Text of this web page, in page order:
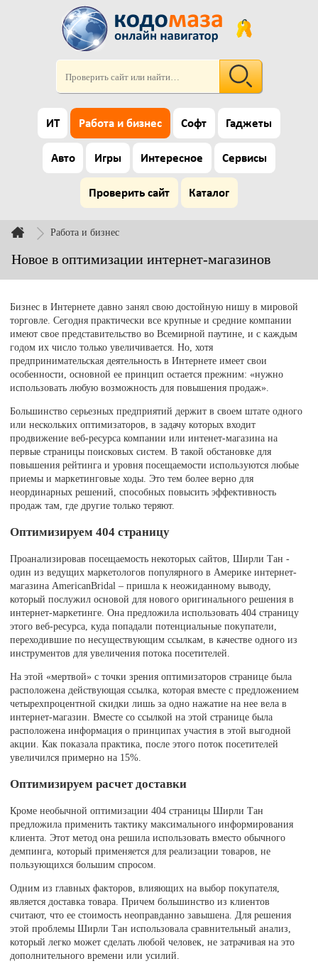
ИТ Работа и бизнес Софт Гаджеты
Авто Игры Интересное Сервисы
Проверить сайт Каталог
Работа и бизнес
Новое в оптимизации интернет-магазинов
Бизнес в Интернете давно занял свою достойную нишу в мировой
торговле. Сегодня практически все крупные и средние компании
имеют свое представительство во Всемирной паутине, и с каждым
годом их число только увеличивается. Но, хотя
предпринимательская деятельность в Интернете имеет свои
особенности, основной ее принцип остается прежним: «нужно
использовать любую возможность для повышения продаж».
Большинство серьезных предприятий держит в своем штате одного
или нескольких оптимизаторов, в задачу которых входит
продвижение веб-ресурса компании или интенет-магазина на
первые страницы поисковых систем. В такой обстановке для
повышения рейтинга и уровня посещаемости используются любые
приемы и маркетинговые ходы. Это тем более верно для
неординарных решений, способных повысить эффективность
продаж там, где другие только теряют.
Оптимизируем 404 страницу
Проанализировав посещаемость некоторых сайтов, Ширли Тан -
один из ведущих маркетологов популярного в Америке интернет-
магазина AmericanBridal – пришла к неожиданному выводу,
который послужил основой для нового оригинального решения в
интернет-маркетинге. Она предложила использовать 404 страницу
этого веб-ресурса, куда попадали потенциальные покупатели,
переходившие по несуществующим ссылкам, в качестве одного из
инструментов для увеличения потока посетителей.
На этой «мертвой» с точки зрения оптимизаторов странице была
расположена действующая ссылка, которая вместе с предложением
четырехпроцентной скидки лишь за одно нажатие на нее вела в
интернет-магазин. Вместе со ссылкой на этой странице была
расположена информация о принципах участия в этой выгодной
акции. Как показала практика, после этого поток посетителей
увеличился примерно на 15%.
Оптимизируем расчет доставки
Кроме необычной оптимизации 404 страницы Ширли Тан
предложила применить тактику максимального информирования
клиента. Этот метод она решила использовать вместо обычного
демпинга, который применяется для реализации товаров, не
пользующихся большим спросом.
Одним из главных факторов, влияющих на выбор покупателя,
является доставка товара. Причем большинство из клиентов
считают, что ее стоимость неоправданно завышена. Для решения
этой проблемы Ширли Тан использовала сравнительный анализ,
который легко может сделать любой человек, не затрачивая на это
дополнительного времени или усилий.